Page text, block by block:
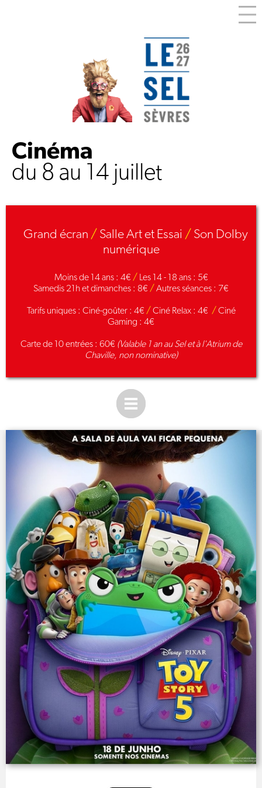
Cinéma
du 8 au 14 juillet
Grand écran /Salle Art et Essai /Son Dolby
numérique
Moins de 14 ans : 4€/Les 14 - 18 ans : 5€
Samedis 21h et dimanches : 8€/Autres séances : 7€
Tarifs uniques : Ciné-goûter : 4€/Ciné Relax : 4€ /Ciné
Gaming : 4€
Carte de 10 entrées : 60€ (Valable 1 an au Sel et à l'Atrium de
Chaville, non nominative)